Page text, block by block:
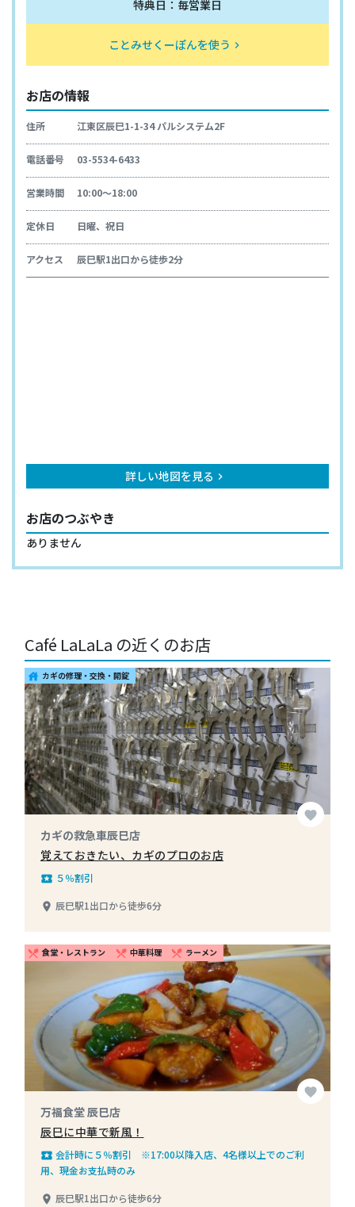
特典日：毎営業日
ことみせくーぽんを使う keyboard_arrow_right
お店の情報
住所 江東区辰巳1-1-34 パルシステム2F
電話番号 03-5534-6433
営業時間 10:00～18:00
定休日 日曜、祝日
アクセス 辰巳駅1出口から徒歩2分
詳しい地図を見る keyboard_arrow_right
お店のつぶやき
ありません
Café LaLaLa の近くのお店
house カギの修理・交換・開錠
favorite
カギの救急車辰巳店
覚えておきたい、カギのプロのお店
local_play ５％割引
place 辰巳駅1出口から徒歩6分
restaurant_menu 食堂・レストラン restaurant_menu 中華料理 restaurant_menu ラーメン
favorite
万福食堂 辰巳店
辰巳に中華で新風！
local_play 会計時に５％割引 ※17:00以降入店、4名様以上でのご利
用、現金お支払時のみ
place 辰巳駅1出口から徒歩6分